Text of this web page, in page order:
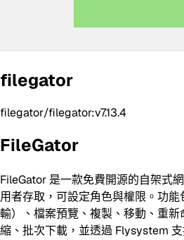
filegator
filegator/filegator:v7.13.4
FileGator
FileGator 是一款免費開源的自架式
用者存取，可設定角色與權限。功
輸）、檔案預覽、複製、移動、重
縮、批次下載，並透過 Flysystem